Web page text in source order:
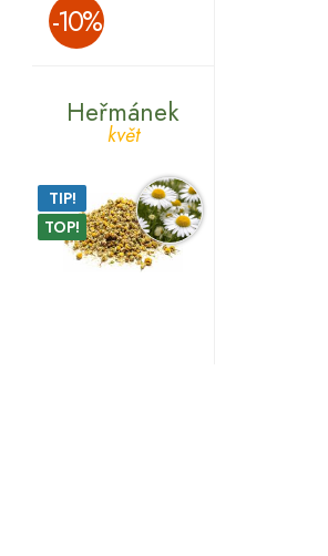
CO
­-10%
Heřmánek
květ
TIP!
TOP!